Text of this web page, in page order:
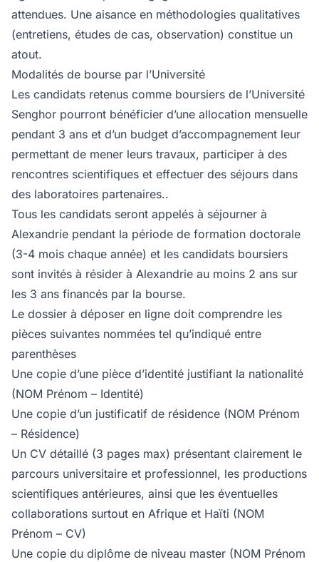
attendues. Une aisance en méthodologies qualitatives
(entretiens, études de cas, observation) constitue un
atout.
Modalités de bourse par l’Université
Les candidats retenus comme boursiers de l’Université
Senghor pourront bénéficier d’une allocation mensuelle
pendant 3 ans et d’un budget d’accompagnement leur
permettant de mener leurs travaux, participer à des
rencontres scientifiques et effectuer des séjours dans
des laboratoires partenaires..
Tous les candidats seront appelés à séjourner à
Alexandrie pendant la période de formation doctorale
(3-4 mois chaque année) et les candidats boursiers
sont invités à résider à Alexandrie au moins 2 ans sur
les 3 ans financés par la bourse.
Le dossier à déposer en ligne doit comprendre les
pièces suivantes nommées tel qu’indiqué entre
parenthèses
Une copie d’une pièce d’identité justifiant la nationalité
(NOM Prénom – Identité)
Une copie d’un justificatif de résidence (NOM Prénom
– Résidence)
Un CV détaillé (3 pages max) présentant clairement le
parcours universitaire et professionnel, les productions
scientifiques antérieures, ainsi que les éventuelles
collaborations surtout en Afrique et Haïti (NOM
Prénom – CV)
Une copie du diplôme de niveau master (NOM Prénom